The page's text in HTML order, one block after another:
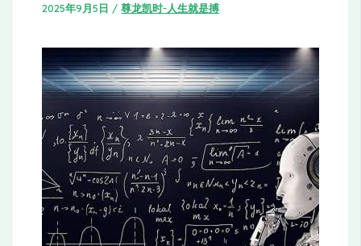
2025年9月5日 /尊龙凯时-人生就是搏